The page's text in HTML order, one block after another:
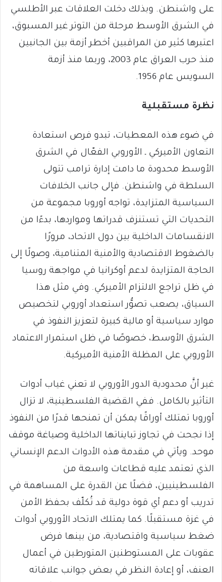
على واشنطن. وبذلك دخلت العلاقات عبر الأطلسي
في الشرق الأوسط مرحلة من التوتر غير المسبوق،
اعتبرها كثير من المراقبين أخطر أزمة بين الجانبين
منذ حرب العراق عام 2003، وربما منذ أزمة
السويس عام 1956.
نظرة مستقبلية
في ضوء هذه المعطيات، تبدو فرص استعادة
التعاون الأميركي ـ الأوروبي الفعّال في الشرق
الأوسط محدودة ما دامت إدارة ترامب تتولى
السلطة في واشنطن. فإلى جانب الخلافات
السياسية المتزايدة، تواجه أوروبا مجموعة من
التحديات التي تستنزف قدراتها ومواردها، بدءًا من
الانقسامات الداخلية بين دول الاتحاد، مرورًا
بالضغوط الاقتصادية والأمنية المتنامية، وصولًا إلى
الحاجة المتزايدة لدعم أوكرانيا في مواجهة روسيا
في ظل تراجع الالتزام الأميركي. وفي مثل هذا
السياق، يصعب تصوُّر استعداد أوروبي لتخصيص
موارد سياسية أو مالية كبيرة لتعزيز النفوذ في
الشرق الأوسط، خصوصًا في ظل استمرار الاعتماد
الأوروبي على المظلة الأمنية الأميركية.
غير أنَّ محدودية الدور الأوروبي لا تعني غياب أدوات
التأثير بالكامل. ففي القضية الفلسطينية، لا تزال
أوروبا تمتلك أوراقًا يمكن أن تمنحها قدرًا من النفوذ
إذا نجحت في تجاوز تبايناتها الداخلية وصياغة موقف
موحد. ويأتي في مقدمة هذه الأدوات الدعم الإنساني
الذي تعتمد عليه قطاعات واسعة من
الفلسطينيين، فضلًا عن القدرة على المساهمة في
تدريب أو دعم أي قوة دولية قد تُكلّف بحفظ الأمن
في غزة مستقبلًا. كما يمتلك الاتحاد الأوروبي أدوات
ضغط سياسية واقتصادية، من بينها فرض
عقوبات على المستوطنين المتورطين في أعمال
العنف، أو إعادة النظر في بعض جوانب علاقاته